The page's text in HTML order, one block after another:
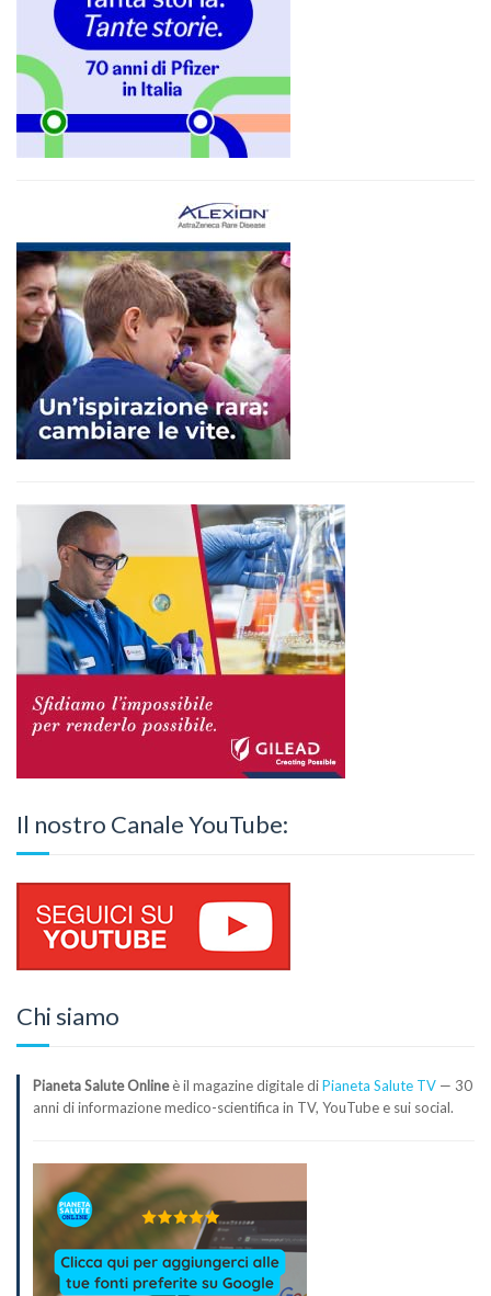
Il nostro Canale YouTube:
Chi siamo
Pianeta Salute Onlineè il magazine digitale diPianeta Salute TV — 30
anni di informazione medico-scientifica in TV, YouTube e sui social.